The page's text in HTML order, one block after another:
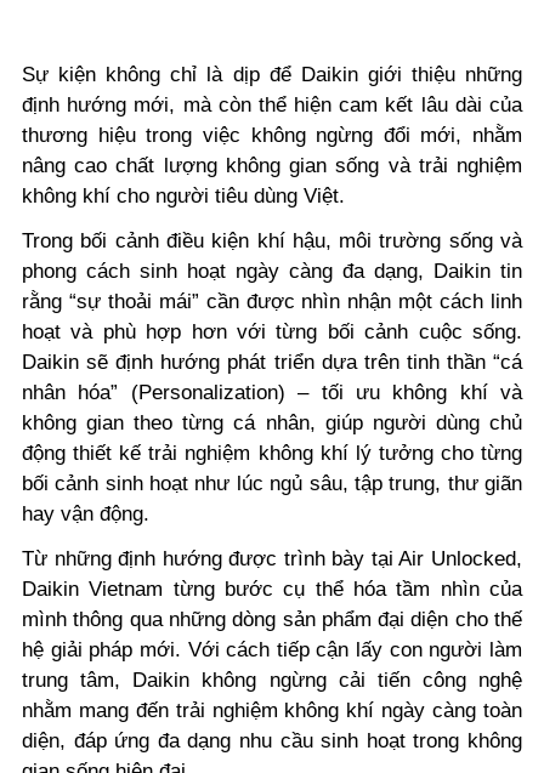
Sự kiện không chỉ là dịp để Daikin giới thiệu những
định hướng mới, mà còn thể hiện cam kết lâu dài của
thương hiệu trong việc không ngừng đổi mới, nhằm
nâng cao chất lượng không gian sống và trải nghiệm
không khí cho người tiêu dùng Việt.
Trong bối cảnh điều kiện khí hậu, môi trường sống và
phong cách sinh hoạt ngày càng đa dạng, Daikin tin
rằng “sự thoải mái” cần được nhìn nhận một cách linh
hoạt và phù hợp hơn với từng bối cảnh cuộc sống.
Daikin sẽ định hướng phát triển dựa trên tinh thần “cá
nhân hóa” (Personalization) – tối ưu không khí và
không gian theo từng cá nhân, giúp người dùng chủ
động thiết kế trải nghiệm không khí lý tưởng cho từng
bối cảnh sinh hoạt như lúc ngủ sâu, tập trung, thư giãn
hay vận động.
Từ những định hướng được trình bày tại Air Unlocked,
Daikin Vietnam từng bước cụ thể hóa tầm nhìn của
mình thông qua những dòng sản phẩm đại diện cho thế
hệ giải pháp mới. Với cách tiếp cận lấy con người làm
trung tâm, Daikin không ngừng cải tiến công nghệ
nhằm mang đến trải nghiệm không khí ngày càng toàn
diện, đáp ứng đa dạng nhu cầu sinh hoạt trong không